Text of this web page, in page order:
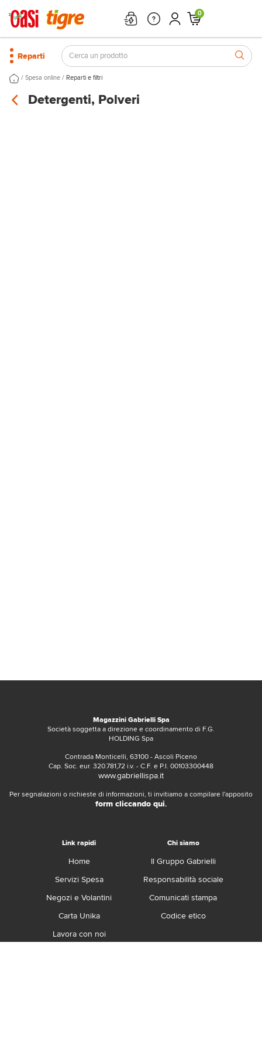
0
Reparti
/ Spesa online / Reparti e filtri
Detergenti, Polveri
Magazzini Gabrielli Spa
Società soggetta a direzione e coordinamento di F.G.
HOLDING Spa
Contrada Monticelli, 63100 - Ascoli Piceno
Cap. Soc. eur. 320.781,72 i.v. - C.F. e P.I. 00103300448
www.gabriellispa.it
Per segnalazioni o richieste di informazioni, ti invitiamo a compilare l'apposito
form cliccando qui.
Link rapidi
Home
Servizi Spesa
Negozi e Volantini
Carta Unika
Lavora con noi
Chi siamo
Il Gruppo Gabrielli
Responsabilità sociale
Comunicati stampa
Codice etico